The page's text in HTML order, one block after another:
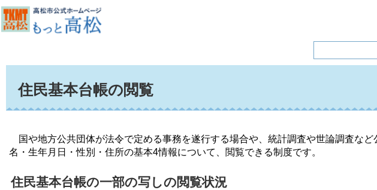
住民基本台帳の閲覧
国や地方公共団体が法令で定める事務を遂行する場合や、統計調査や世論調査な
名・生年月日・性別・住所の基本4情報について、閲覧できる制度です。
住民基本台帳の一部の写しの閲覧状況